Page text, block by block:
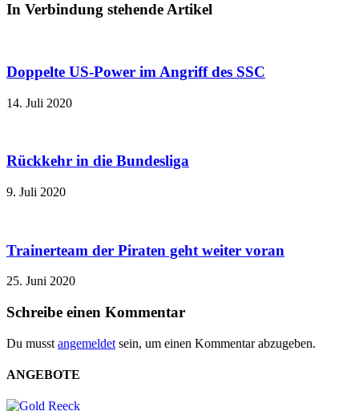
In Verbindung stehende Artikel
Doppelte US-Power im Angriff des SSC
14. Juli 2020
Rückkehr in die Bundesliga
9. Juli 2020
Trainerteam der Piraten geht weiter voran
25. Juni 2020
Schreibe einen Kommentar
Du musst angemeldet sein, um einen Kommentar abzugeben.
ANGEBOTE